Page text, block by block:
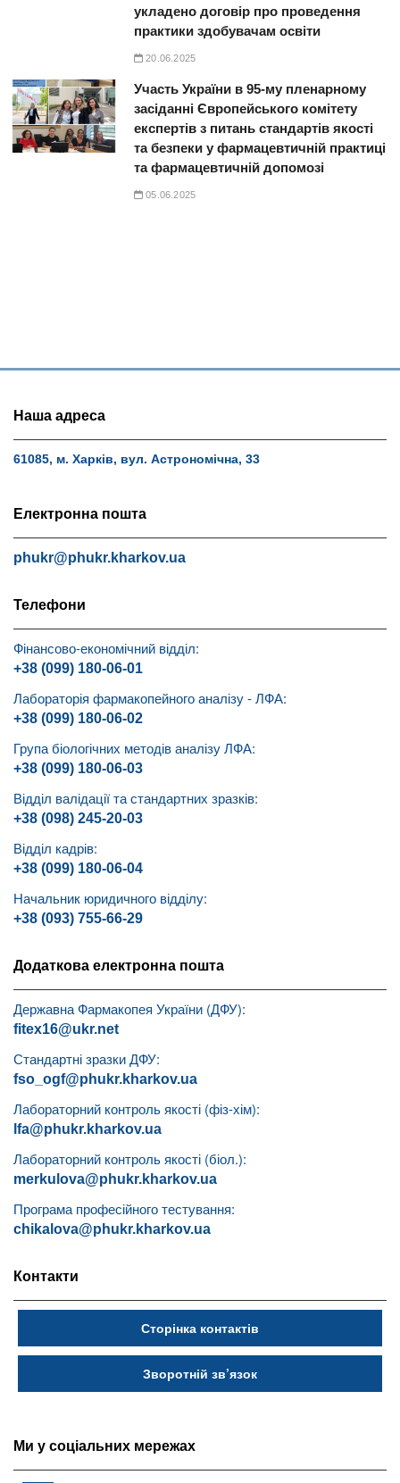
укладено договір про проведення
практики здобувачам освіти
20.06.2025
Участь України в 95-му пленарному
засіданні Європейського комітету
експертів з питань стандартів якості
та безпеки у фармацевтичній практиці
та фармацевтичній допомозі
05.06.2025
Наша адреса
61085, м. Харків, вул. Астрономічна, 33
Електронна пошта
phukr@phukr.kharkov.ua
Телефони
Фінансово-економічний відділ:
+38 (099) 180-06-01
Лабораторія фармакопейного аналізу - ЛФА:
+38 (099) 180-06-02
Група біологічних методів аналізу ЛФА:
+38 (099) 180-06-03
Відділ валідації та стандартних зразків:
+38 (098) 245-20-03
Відділ кадрів:
+38 (099) 180-06-04
Начальник юридичного відділу:
+38 (093) 755-66-29
Додаткова електронна пошта
Державна Фармакопея України (ДФУ):
fitex16@ukr.net
Стандартні зразки ДФУ:
fso_ogf@phukr.kharkov.ua
Лабораторний контроль якості (фіз-хім):
lfa@phukr.kharkov.ua
Лабораторний контроль якості (біол.):
merkulova@phukr.kharkov.ua
Програма професійного тестування:
chikalova@phukr.kharkov.ua
Контакти
Сторінка контактів
Зворотній зв’язок
Ми у соціальних мережах